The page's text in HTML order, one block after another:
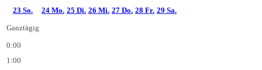
23 So. 24 Mo. 25 Di. 26 Mi. 27 Do. 28 Fr. 29 Sa.
Ganztägig
0:00
1:00